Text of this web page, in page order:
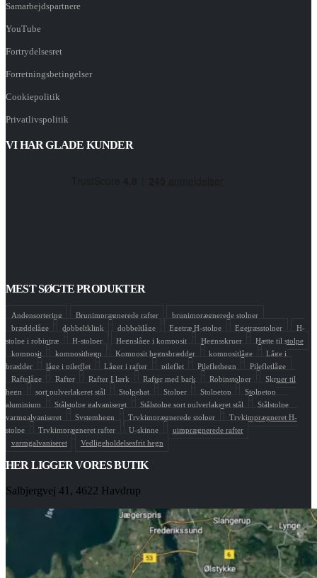
Samarbejdspartnere
YouTube
Fortrydelsesret
Forretningsbetingelser
Cookiepolitik
Privatlivspolitik
VI HAR GLADE KUNDER
MEST SØGTE PRODUKTER
Andensortering Brunimprægnerede rafter
brunimprægnerede stolper
bræddelåge
dobbeltklink dobbeltlåge Egetræ H-stolpe Egetræsstolper
H-
stolpe i robintræ
H-stolper Hegnslåge i komposit Hegnsskruer
Hætte til stolpe
komposit
komposithegn Komposit hegnsbrædder kompositlåge
Låge i
brædder
låge i piletflet Låger i rafter pileflet Pileflethegn
Pilefletlåge
Raftelåge
Rafter Rafter I lærk Rafter med bark Robinstolper
Skruer til
hegn
sort pulverlakeret stål Stolpehat Stolper Stolpetop
Stolpetop
aluminium
Stålstolpe galvaniseret Stålstolpe sort pulverlakeret stål
Stålstolpe
varmgalvaniseret
Systemhegn Trykimprægnerede stolper
Trykimprægneret H-
stolpe
Trykimprægneret rafter U-skinne
uimprægnerede rafter
varmgalvaniseret
Vedligeholdelsesfrit hegn
HER LIGGER VORES BUTIK
Salbjergvej 41, 4622 Havdrup